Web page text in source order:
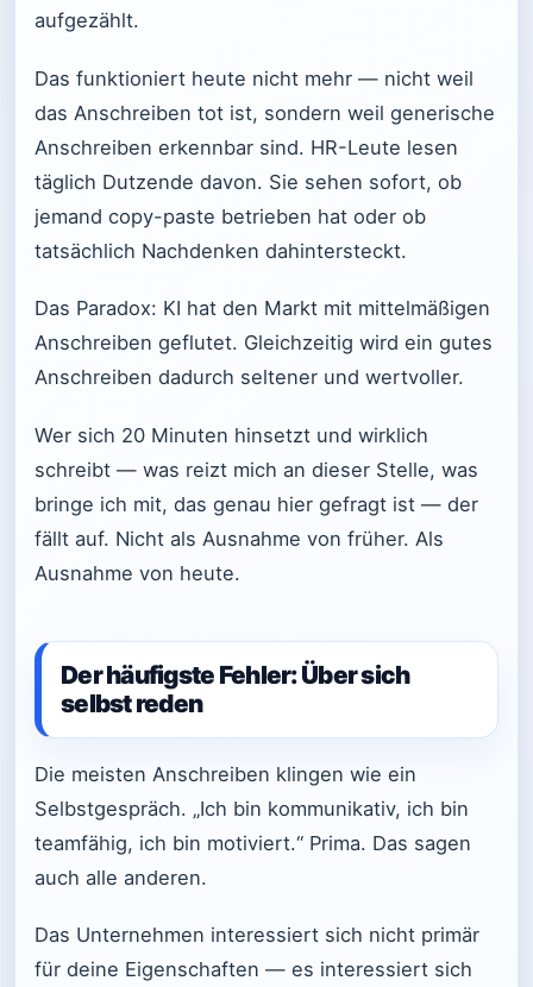
aufgezählt.
Das funktioniert heute nicht mehr — nicht weil
das Anschreiben tot ist, sondern weil generische
Anschreiben erkennbar sind. HR-Leute lesen
täglich Dutzende davon. Sie sehen sofort, ob
jemand copy-paste betrieben hat oder ob
tatsächlich Nachdenken dahintersteckt.
Das Paradox: KI hat den Markt mit mittelmäßigen
Anschreiben geflutet. Gleichzeitig wird ein gutes
Anschreiben dadurch seltener und wertvoller.
Wer sich 20 Minuten hinsetzt und wirklich
schreibt — was reizt mich an dieser Stelle, was
bringe ich mit, das genau hier gefragt ist — der
fällt auf. Nicht als Ausnahme von früher. Als
Ausnahme von heute.
Der häufigste Fehler: Über sich
selbst reden
Die meisten Anschreiben klingen wie ein
Selbstgespräch. „Ich bin kommunikativ, ich bin
teamfähig, ich bin motiviert.“ Prima. Das sagen
auch alle anderen.
Das Unternehmen interessiert sich nicht primär
für deine Eigenschaften — es interessiert sich